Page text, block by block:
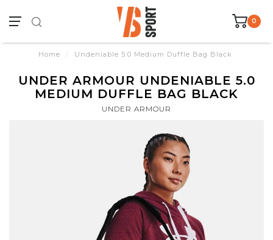
0
Home / Undeniable 5.0 Medium Duffle Bag Black
UNDER ARMOUR UNDENIABLE 5.0
MEDIUM DUFFLE BAG BLACK
UNDER ARMOUR